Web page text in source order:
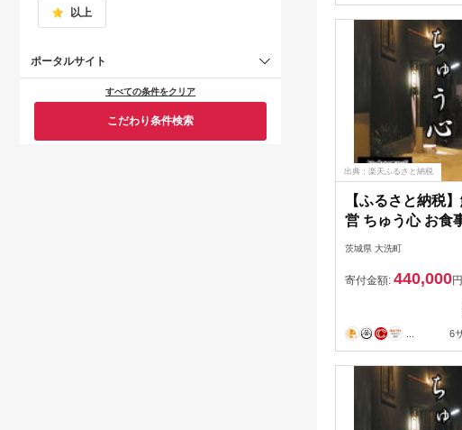
以上
ポータルサイト
すべての条件をクリア
こだわり条件検索
出典：楽天ふるさと納税
【ふるさと納税
営 ちゅう心 お食
分 132,000円分 大
茨城県 大洗町
寄付金額: 440,000円
6